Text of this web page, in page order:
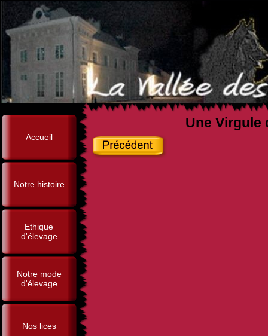
Accueil
Notre histoire
Ethique
d'élevage
Notre mode
d'élevage
Nos lices
Une Virgule